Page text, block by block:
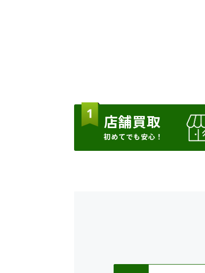
店舗買取
初めてでも安心！